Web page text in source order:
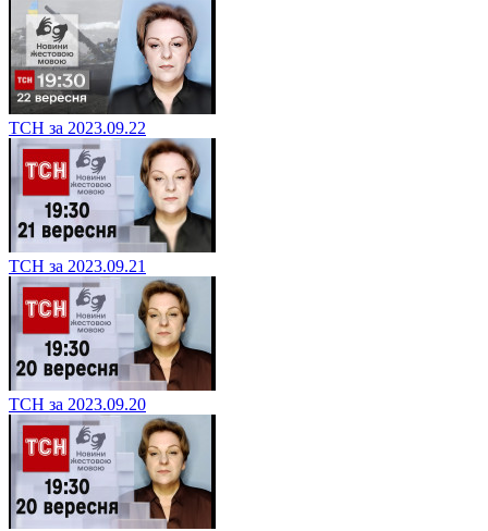
ТСН за 2023.09.22
ТСН за 2023.09.21
ТСН за 2023.09.20